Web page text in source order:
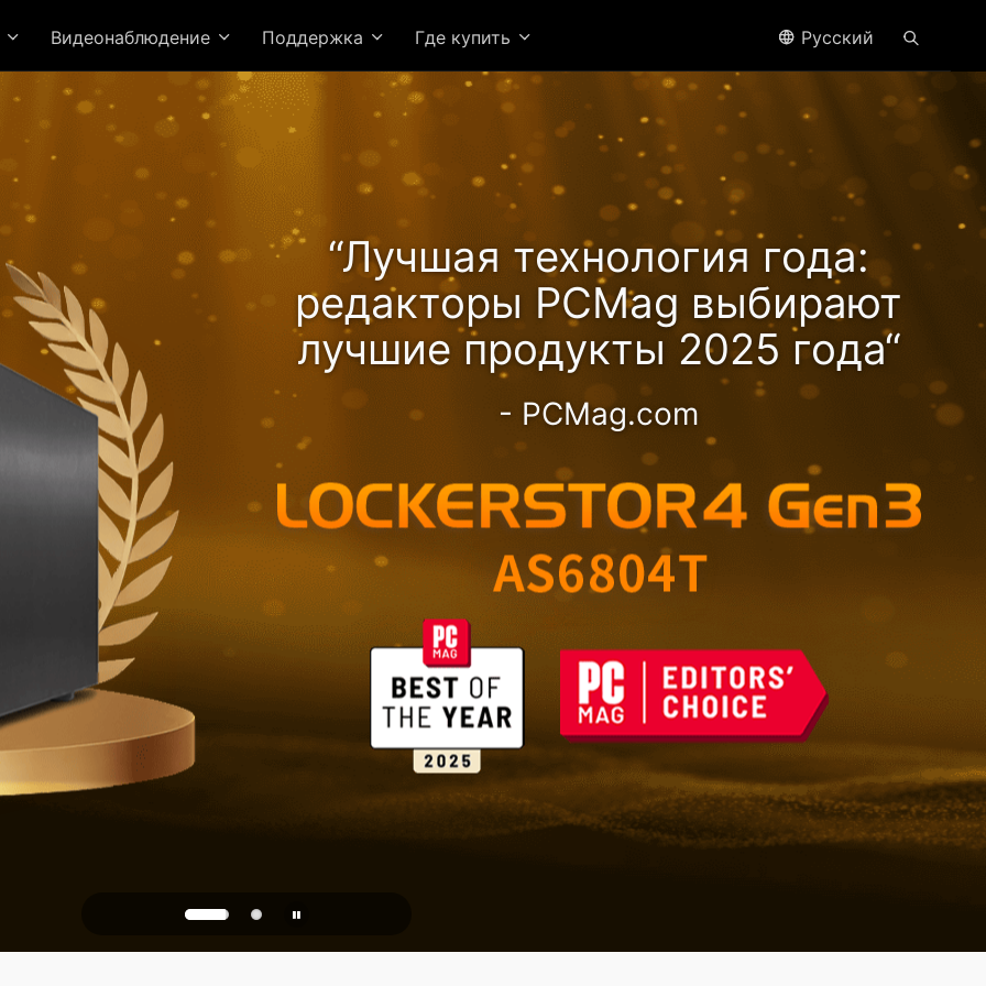
Видеонаблюдение Поддержка Где купить Pусский
“Лучшая технология года:
редакторы PCMag выбирают
лучшие продукты 2025 года“
- PCMag.com
PQC Ready
от квантовых атак будущего